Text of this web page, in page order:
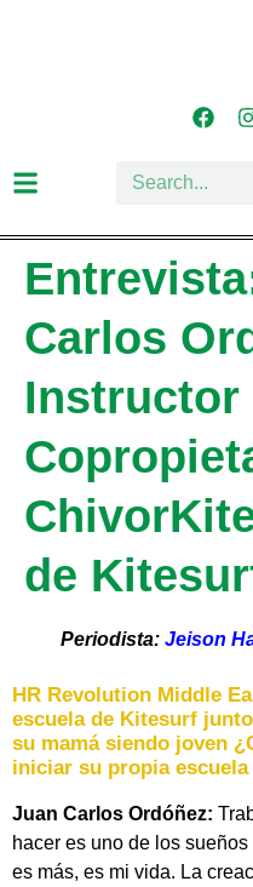
Carlos
Instructor
de
Periodista: Jeison
HR Revolution Middle
escuela de Kitesurf
su mamá siendo joven
iniciar su propia escuela
Juan Carlos Ordóñez:
hacer es uno de los
es más, es mi vida. La